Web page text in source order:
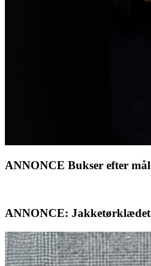
ANNONCE Bukser efter mål
ANNONCE: Jakketørklædet